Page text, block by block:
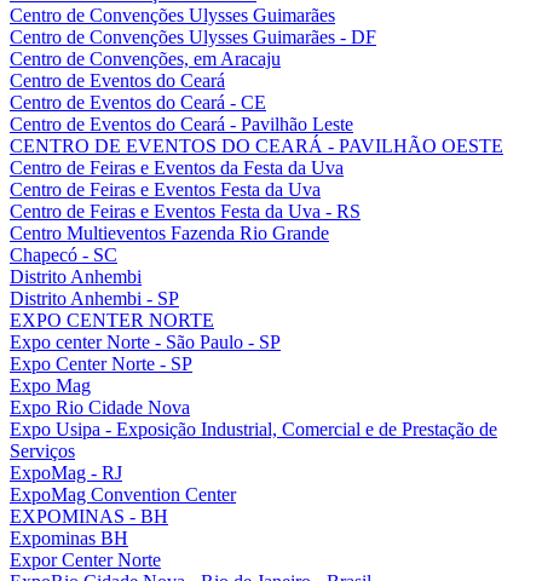
Centro de Convenções Ulysses Guimarães
Centro de Convenções Ulysses Guimarães - DF
Centro de Convenções, em Aracaju
Centro de Eventos do Ceará
Centro de Eventos do Ceará - CE
Centro de Eventos do Ceará - Pavilhão Leste
CENTRO DE EVENTOS DO CEARÁ - PAVILHÃO OESTE
Centro de Feiras e Eventos da Festa da Uva
Centro de Feiras e Eventos Festa da Uva
Centro de Feiras e Eventos Festa da Uva - RS
Centro Multieventos Fazenda Rio Grande
Chapecó - SC
Distrito Anhembi
Distrito Anhembi - SP
EXPO CENTER NORTE
Expo center Norte - São Paulo - SP
Expo Center Norte - SP
Expo Mag
Expo Rio Cidade Nova
Expo Usipa - Exposição Industrial, Comercial e de Prestação de
Serviços
ExpoMag - RJ
ExpoMag Convention Center
EXPOMINAS - BH
Expominas BH
Expor Center Norte